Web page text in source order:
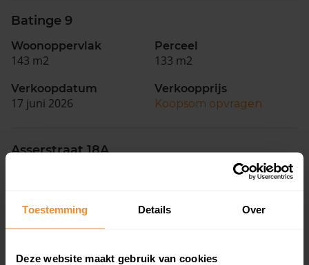
Toestemming Details Over
Deze website maakt gebruik van cookies
Batinge 9
Woonoppervlak
143 m2
Perceel
133 m2
Verkoopdatum
17 juni 2026
Verkoopprijs
Koopsom opvragen
Asserstraat 18A
Verkoopdatum
30 maart 2026
Verkoopprijs